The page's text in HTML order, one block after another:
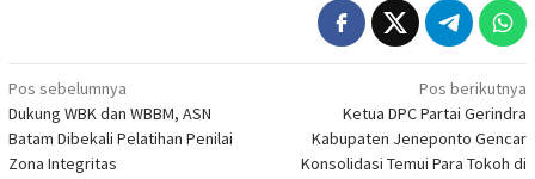
Navigasi
pos
Pos sebelumnya
Dukung WBK dan WBBM, ASN
Batam Dibekali Pelatihan Penilai
Zona Integritas
Pos berikutnya
Ketua DPC Partai Gerindra
Kabupaten Jeneponto Gencar
Konsolidasi Temui Para Tokoh di